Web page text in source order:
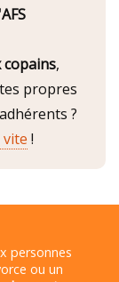
,
propres
?
!
personnes
ou un